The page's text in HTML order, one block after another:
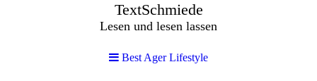
TextSchmiede
Lesen und lesen lassen
Best Ager Lifestyle